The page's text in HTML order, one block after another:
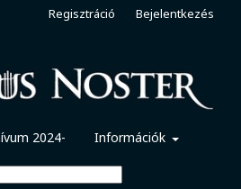
2024- Információk
Regisztráció Bejelentkezés